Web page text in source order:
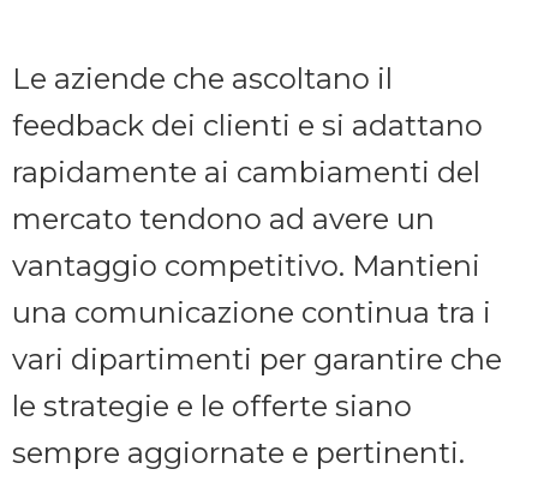
Le aziende che ascoltano il
feedback dei clienti e si adattano
rapidamente ai cambiamenti del
mercato tendono ad avere un
vantaggio competitivo. Mantieni
una comunicazione continua tra i
vari dipartimenti per garantire che
le strategie e le offerte siano
sempre aggiornate e pertinenti.